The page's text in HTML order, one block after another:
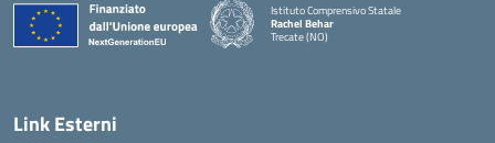
Istituto Comprensivo Statale
Rachel Behar
Trecate (NO)
Link Esterni